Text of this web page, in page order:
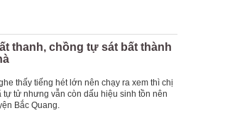
thanh, chồng tự sát bất thành
thấy tiếng hét lớn nên chạy ra xem thì chị
tử nhưng vẫn còn dấu hiệu sinh tồn nên
Bắc Quang.